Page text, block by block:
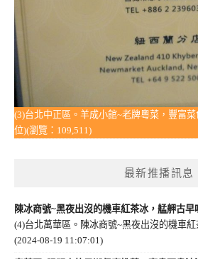
(3)台北中正區。羊成小館~老牌粵菜，豐富
位)(瀏覽：109,511)
最新推播訊息
陳冰商號~黑夜出沒的機車紅茶冰，艋舺古早
(4)台北萬華區。陳冰商號~黑夜出沒的機車
(2024-08-19 11:07:01)